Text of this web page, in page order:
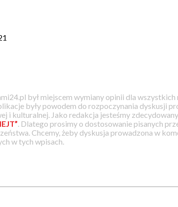
był miejscem wymiany opinii dla
były powodem do rozpoczynania dyskusji
i kulturalnej. Jako redakcja jesteśmy
. Dlatego prosimy o dostosowanie pisanych
Chcemy, żeby dyskusja prowadzona w
w tych wpisach.